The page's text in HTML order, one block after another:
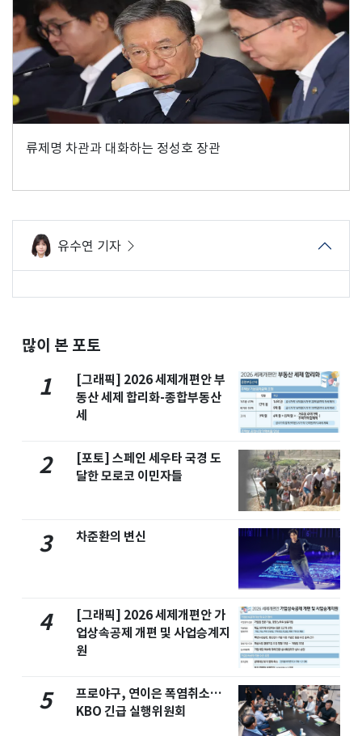
류제명 차관과 대화하는 정성호 장관
유수연 기자
많이 본 포토
1
[그래픽] 2026 세제개편안 부
동산 세제 합리화-종합부동산
세
2
[포토] 스페인 세우타 국경 도
달한 모로코 이민자들
3 차준환의 변신
4
[그래픽] 2026 세제개편안 가
업상속공제 개편 및 사업승계지
원
5
프로야구, 연이은 폭염취소…
KBO 긴급 실행위원회